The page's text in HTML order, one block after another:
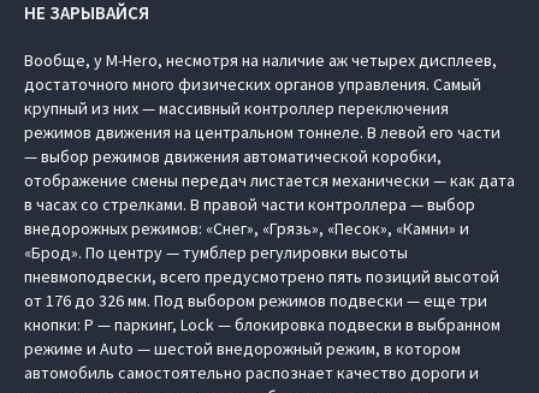
НЕ ЗАРЫВАЙСЯ
Вообще, у M-Hero, несмотря на наличие аж четырех дисплеев,
достаточного много физических органов управления. Самый
крупный из них — массивный контроллер переключения
режимов движения на центральном тоннеле. В левой его части
— выбор режимов движения автоматической коробки,
отображение смены передач листается механически — как дата
в часах со стрелками. В правой части контроллера — выбор
внедорожных режимов: «Снег», «Грязь», «Песок», «Камни» и
«Брод». По центру — тумблер регулировки высоты
пневмоподвески, всего предусмотрено пять позиций высотой
от 176 до 326 мм. Под выбором режимов подвески — еще три
кнопки: P — паркинг, Lock — блокировка подвески в выбранном
режиме и Auto — шестой внедорожный режим, в котором
автомобиль самостоятельно распознает качество дороги и